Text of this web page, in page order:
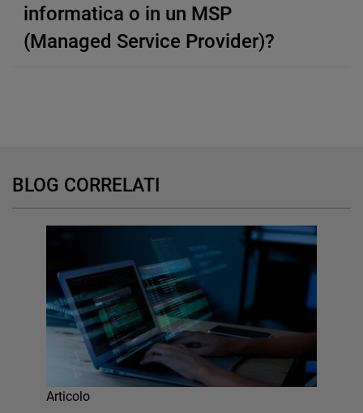
informatica o in un MSP
(Managed Service Provider)?
BLOG CORRELATI
Articolo